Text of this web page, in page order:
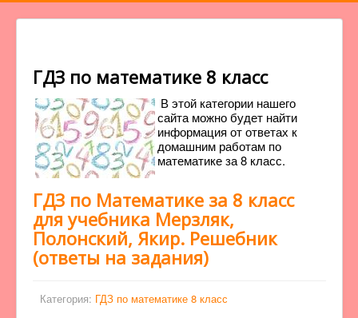
ГДЗ по математике 8 класс
В этой категории нашего
сайта можно будет найти
информация от ответах к
домашним работам по
математике за 8 класс.
ГДЗ по Математике за 8 класс
для учебника Мерзляк,
Полонский, Якир. Решебник
(ответы на задания)
Категория: ГДЗ по математике 8 класс